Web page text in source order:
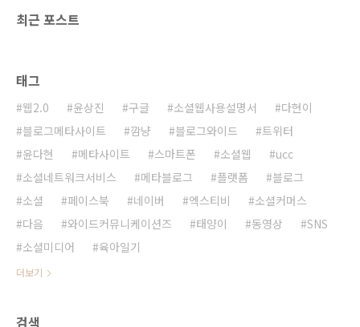
튜브가 새롭게 ..
최근 포스트
태그
웹2.0 윤상진 구글 소셜웹사용설명서
다현이
블로그메타사이트
깜냥 블로그와이드
트위터
윤다현
메타사이트 스마트폰 소셜웹
ucc
소셜네트워크서비스
메타블로그 플랫폼
블로그
소셜
페이스북 네이버 엑스티비
소셜커머스
다음
와이드커뮤니케이션즈 태양이 동영상
SNS
소셜미디어
육아일기
더보기
검색